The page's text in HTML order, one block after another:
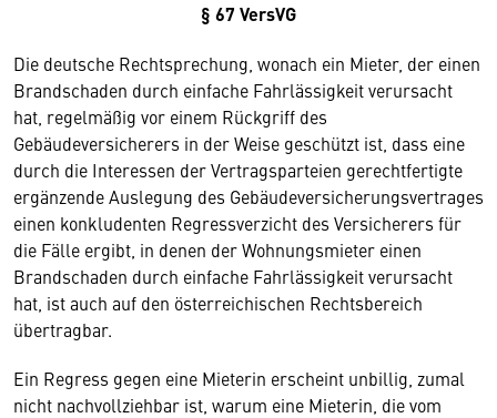
§ 67 VersVG
Die deutsche Rechtsprechung, wonach ein Mieter, der einen
Brandschaden durch einfache Fahrlässigkeit verursacht
hat, regelmäßig vor einem Rückgriff des
Gebäudeversicherers in der Weise geschützt ist, dass eine
durch die Interessen der Vertragsparteien gerechtfertigte
ergänzende Auslegung des Gebäudeversicherungsvertrages
einen konkludenten Regressverzicht des Versicherers für
die Fälle ergibt, in denen der Wohnungsmieter einen
Brandschaden durch einfache Fahrlässigkeit verursacht
hat, ist auch auf den österreichischen Rechtsbereich
übertragbar.
Ein Regress gegen eine Mieterin erscheint unbillig, zumal
nicht nachvollziehbar ist, warum eine Mieterin, die vom